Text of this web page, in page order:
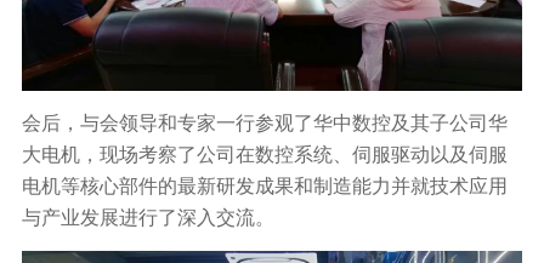
会后，与会领导和专家一行参观了华中数控及其子公司华
大电机，现场考察了公司在数控系统、伺服驱动以及伺服
电机等核心部件的最新研发成果和制造能力并就技术应用
与产业发展进行了深入交流。